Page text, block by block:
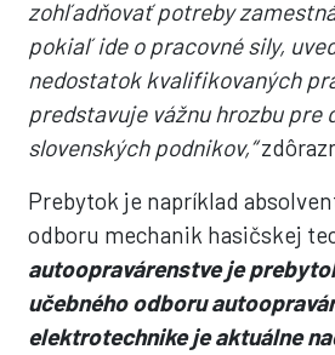
zohľadňovať potreby
pokiaľ ide o pracovné sily,
nedostatok kvalifikovaných
predstavuje vážnu hrozbu pre
slovenských podnikov,“
Prebytok je napríklad
odboru mechanik hasičskej
autoopravárenstve je
učebného odboru
elektrotechnike je aktuálne